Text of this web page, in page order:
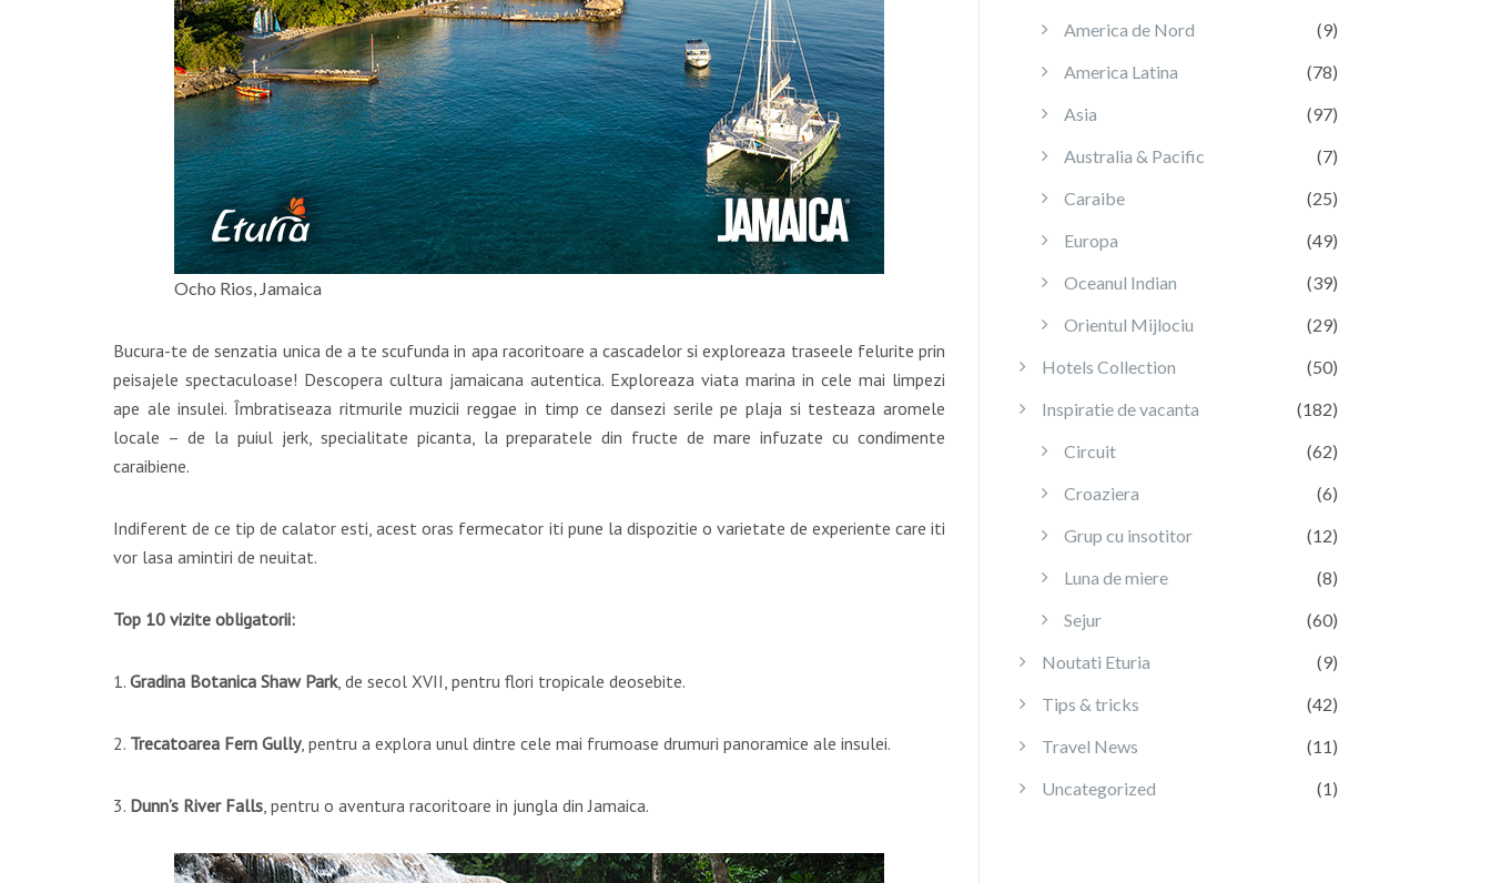
Ocho Rios, Jamaica
Bucura-te de senzatia unica de a te scufunda in apa racoritoare a cascadelor si exploreaza traseele felurite prin
peisajele spectaculoase! Descopera cultura jamaicana autentica. Exploreaza viata marina in cele mai limpezi
ape ale insulei. Îmbratiseaza ritmurile muzicii reggae in timp ce dansezi serile pe plaja si testeaza aromele
locale – de la puiul jerk, specialitate picanta, la preparatele din fructe de mare infuzate cu condimente
caraibiene.
Indiferent de ce tip de calator esti, acest oras fermecator iti pune la dispozitie o varietate de experiente care iti
vor lasa amintiri de neuitat.
Top 10 vizite obligatorii:
1. Gradina Botanica Shaw Park, de secol XVII, pentru flori tropicale deosebite.
2. Trecatoarea Fern Gully, pentru a explora unul dintre cele mai frumoase drumuri panoramice ale insulei.
3. Dunn’s River Falls, pentru o aventura racoritoare in jungla din Jamaica.
America de Nord
(9)
America Latina
(78)
Asia
(97)
Australia & Pacific
(7)
Caraibe
(25)
Europa
(49)
Oceanul Indian
(39)
Orientul Mijlociu
(29)
Hotels Collection
(50)
Inspiratie de vacanta
(182)
Circuit
(62)
Croaziera
(6)
Grup cu insotitor
(12)
Luna de miere
(8)
Sejur
(60)
Noutati Eturia
(9)
Tips & tricks
(42)
Travel News
(11)
Uncategorized
(1)